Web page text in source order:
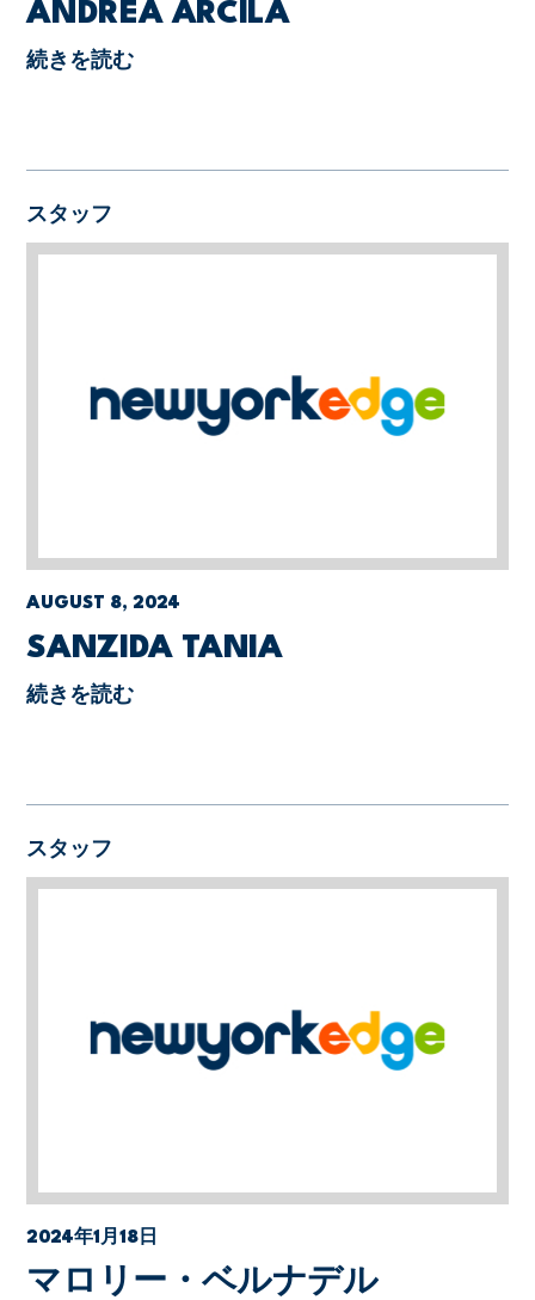
ANDREA ARCILA
続きを読む
スタッフ
AUGUST 8, 2024
SANZIDA TANIA
続きを読む
スタッフ
2024年1月18日
マロリー・ベルナデル